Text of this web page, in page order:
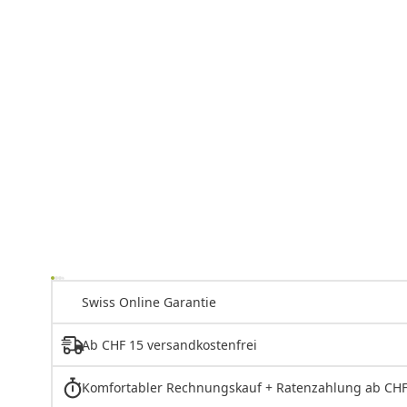
Swiss Online Garantie
Ab CHF 15 versandkostenfrei
Komfortabler Rechnungskauf + Ratenzahlung ab